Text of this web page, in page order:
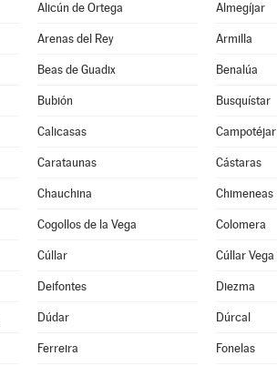
Alicún de Ortega Almegíjar
Arenas del Rey Armilla
Beas de Guadix Benalúa
Bubión Busquístar
Calicasas Campotéjar
Carataunas Cástaras
Chauchina Chimeneas
Cogollos de la Vega Colomera
Cúllar Cúllar Vega
Deifontes Diezma
Dúdar Dúrcal
Ferreira Fonelas